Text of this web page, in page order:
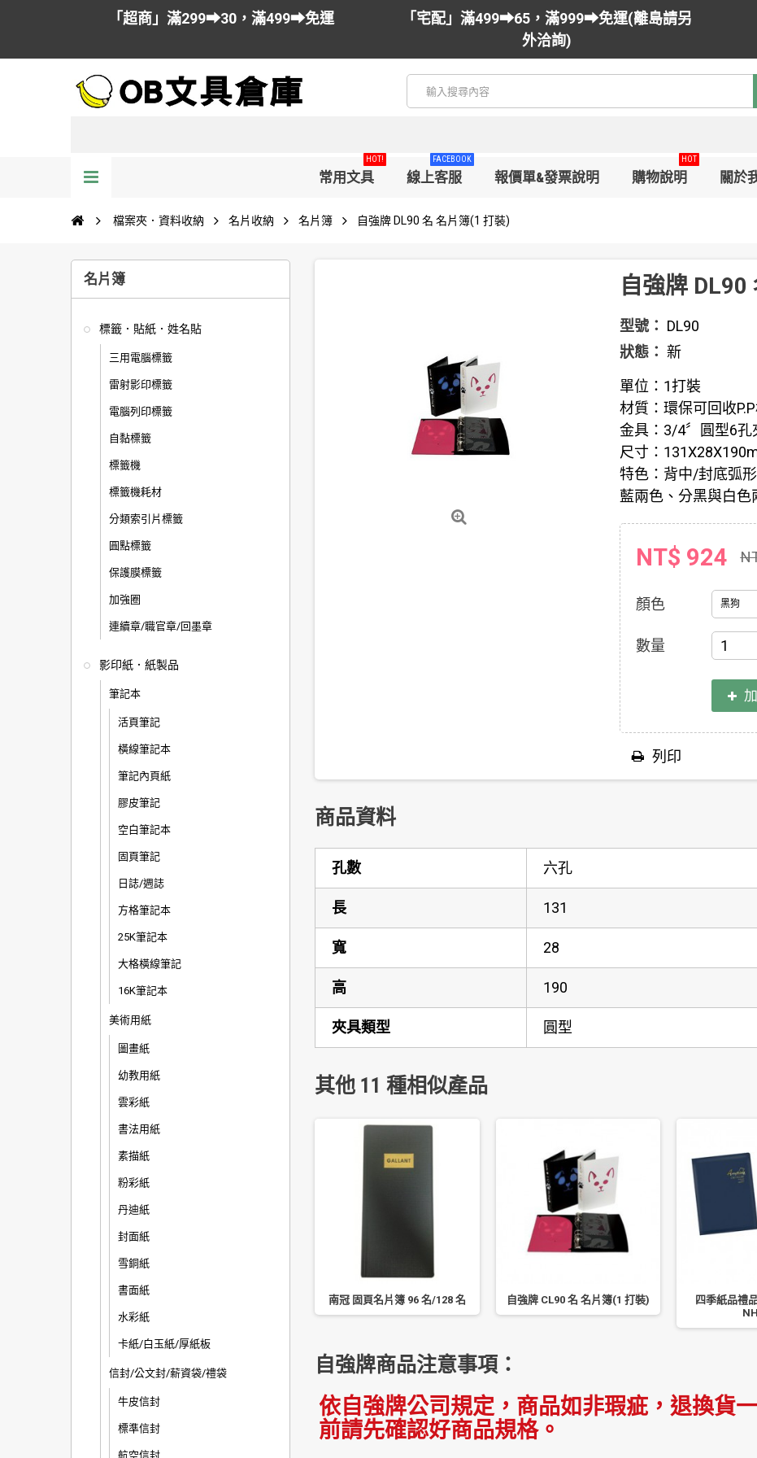
「超商」滿299➡30，滿499➡免運
「宅配」滿499➡65，滿999➡免運(離島請另
外洽詢)
常用文具
HOT!
線上客服
FACEBOOK
報價單&發票說明 購物說明
HOT
關於
檔案夾．資料收納 名片收納 名片簿 自強牌 DL90 名 名片簿(1 打裝)
名片簿
標籤．貼紙．姓名貼
三用電腦標籤
雷射影印標籤
電腦列印標籤
自黏標籤
標籤機
標籤機耗材
分類索引片標籤
圓點標籤
保護膜標籤
加強圈
連續章/職官章/回墨章
影印紙．紙製品
筆記本
活頁筆記
橫線筆記本
筆記內頁紙
膠皮筆記
空白筆記本
固頁筆記
日誌/週誌
方格筆記本
25K筆記本
大格橫線筆記
16K筆記本
美術用紙
圖畫紙
幼教用紙
雲彩紙
書法用紙
素描紙
粉彩紙
丹迪紙
封面紙
雪銅紙
書面紙
水彩紙
卡紙/白玉紙/厚紙板
信封/公文封/薪資袋/禮袋
牛皮信封
標準信封
航空信封
自強牌
型號： DL90
狀態： 新
單位：1打裝
材質：環保可回收
金具：3/4〞圓型6孔
尺寸：
特色：背中/封底弧
藍兩色、分黑與白色
NT$ 924
顏色 黑狗
數量
列印
商品資料
孔數 六孔
長 131
寬 28
高 190
夾具類型 圓型
其他 11 種相似產品
四季 活頁名片簿 180/360/480
南冠 固頁名片簿 96 名/128 名 自強牌 CL90 名 名片簿(1 打裝)
四季紙品禮
自強牌商品注意事項：
依自強牌公司規定，商品如非瑕疵，退換貨
前請先確認好商品規格。